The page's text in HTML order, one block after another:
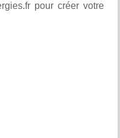
pour créer votre